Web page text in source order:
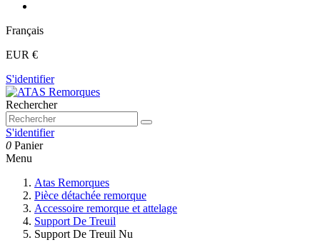
Français
EUR €
S'identifier
Rechercher
S'identifier
0 Panier
Menu
Atas Remorques
Pièce détachée remorque
Accessoire remorque et attelage
Support De Treuil
Support De Treuil Nu